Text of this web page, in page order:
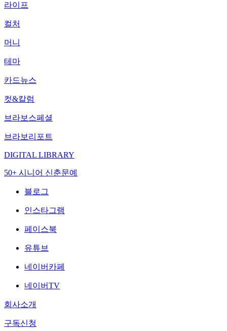
라이프
컬처
머니
테마
카드뉴스
컷&칼럼
브라보스페셜
브라보리포트
DIGITAL LIBRARY
50+ 시니어 신춘문예
블로그
인스타그램
페이스북
유튜브
네이버카페
네이버TV
회사소개
구독신청